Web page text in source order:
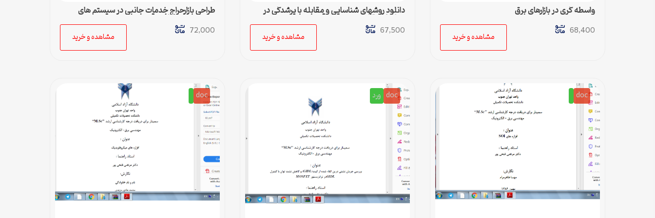
واسطه گري در بازارهاي برق
68,400
مشاهده و خرید
دانلود روشهای شناسايی و مقابله با پرشدگی در
خطوط انتقال سيستمهای قدرت
67,500
مشاهده و خرید
طراحي بازارحراج خدمات جانبي در سيستم هاي
تجديد ساختار يافته قدرت
72,000
مشاهده و خرید
doc
doc ورد doc